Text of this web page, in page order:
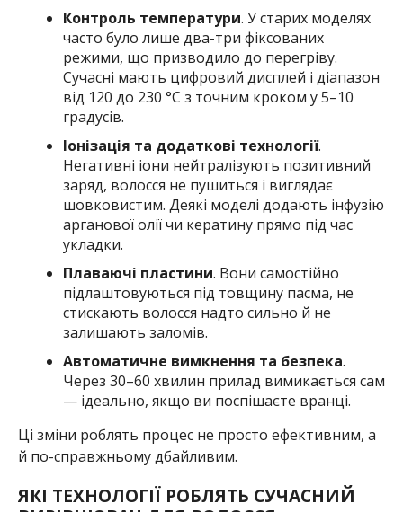
Контроль температури. У старих моделях
часто було лише два-три фіксованих
режими, що призводило до перегріву.
Сучасні мають цифровий дисплей і діапазон
від 120 до 230 °C з точним кроком у 5–10
градусів.
Іонізація та додаткові технології.
Негативні іони нейтралізують позитивний
заряд, волосся не пушиться і виглядає
шовковистим. Деякі моделі додають інфузію
арганової олії чи кератину прямо під час
укладки.
Плаваючі пластини. Вони самостійно
підлаштовуються під товщину пасма, не
стискають волосся надто сильно й не
залишають заломів.
Автоматичне вимкнення та безпека.
Через 30–60 хвилин прилад вимикається сам
— ідеально, якщо ви поспішаєте вранці.
Ці зміни роблять процес не просто ефективним, а
й по-справжньому дбайливим.
ЯКІ ТЕХНОЛОГІЇ РОБЛЯТЬ СУЧАСНИЙ